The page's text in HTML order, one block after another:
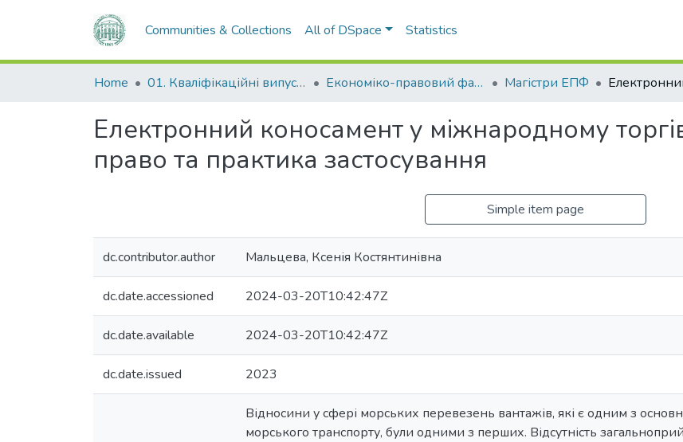
Communities & Collections All of DSpace Statistics
Home 01. Кваліфікаційні випускні роботи здобувачів вищої освіти Економіко-правовий факультет Магістри ЕПФ
Електронний коносамент у міжнародному
право та практика застосування
Simple item page
dc.contributor.author Мальцева, Ксенія Костянтинівна
dc.date.accessioned 2024-03-20T10:42:47Z
dc.date.available 2024-03-20T10:42:47Z
dc.date.issued 2023
Відносини у сфері морських перевезень вантажів, які є одним з
морського транспорту, були одними з перших. Відсутність